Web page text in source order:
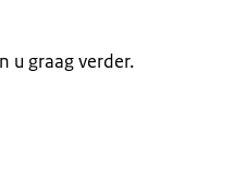
u graag verder.